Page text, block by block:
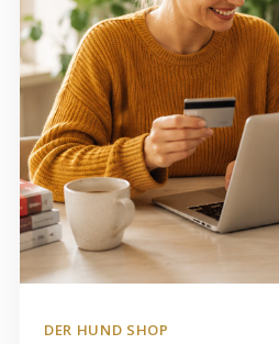
DER HUND SHOP